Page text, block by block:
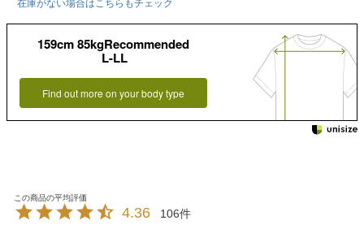
在庫がない場合はこちらもチェック
159cm 85kgRecommended
L-LL
Find out more on your body type
4.36 106